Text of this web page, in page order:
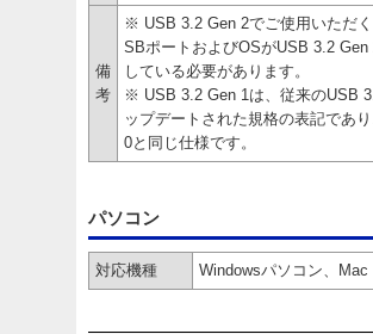
備
考
※ USB 3.2 Gen 2でご使用いただ
SBポートおよびOSがUSB 3.2 Gen
している必要があります。
※ USB 3.2 Gen 1は、従来のUSB
ップデートされた規格の表記であ
0と同じ仕様です。
パソコン
対応機種 Windowsパソコン、Mac